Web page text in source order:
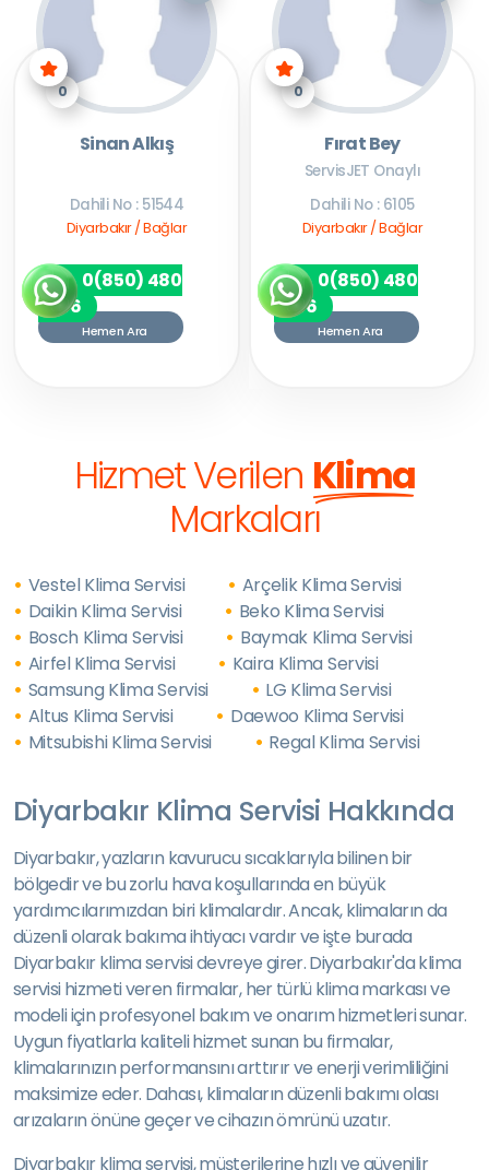
0
Sinan Alkış
Dahili No : 51544
Diyarbakır / Bağlar
0(850) 480
7256
Hemen Ara
0
Fırat Bey
ServisJET Onaylı
Dahili No : 6105
Diyarbakır / Bağlar
0(850) 480
7256
Hemen Ara
Hizmet Verilen Klima
Markaları
Vestel Klima Servisi
Arçelik Klima Servisi
Daikin Klima Servisi
Beko Klima Servisi
Bosch Klima Servisi
Baymak Klima Servisi
Airfel Klima Servisi
Kaira Klima Servisi
Samsung Klima Servisi
LG Klima Servisi
Altus Klima Servisi
Daewoo Klima Servisi
Mitsubishi Klima Servisi
Regal Klima Servisi
Diyarbakır Klima Servisi Hakkında
Diyarbakır, yazların kavurucu sıcaklarıyla bilinen bir
bölgedir ve bu zorlu hava koşullarında en büyük
yardımcılarımızdan biri klimalardır. Ancak, klimaların da
düzenli olarak bakıma ihtiyacı vardır ve işte burada
Diyarbakır klima servisi devreye girer. Diyarbakır'da klima
servisi hizmeti veren firmalar, her türlü klima markası ve
modeli için profesyonel bakım ve onarım hizmetleri sunar.
Uygun fiyatlarla kaliteli hizmet sunan bu firmalar,
klimalarınızın performansını arttırır ve enerji verimliliğini
maksimize eder. Dahası, klimaların düzenli bakımı olası
arızaların önüne geçer ve cihazın ömrünü uzatır.
Diyarbakır klima servisi, müşterilerine hızlı ve güvenilir